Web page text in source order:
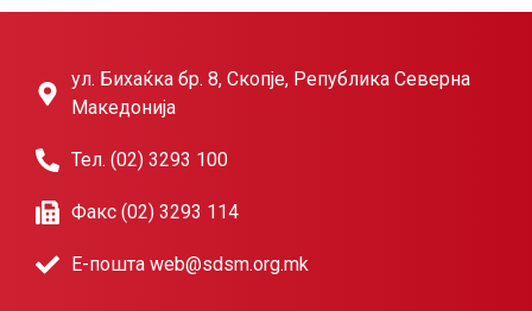
ул. Бихаќка бр. 8, Скопје, Република Северна
Македонија
Тел. (02) 3293 100
Факс (02) 3293 114
Е-пошта web@sdsm.org.mk